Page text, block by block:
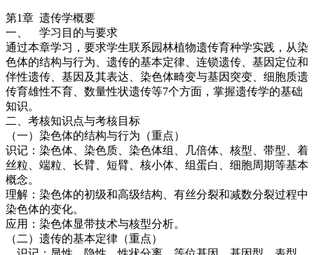
第1章 遗传学概要
一、 学习目的与要求
通过本章学习，要求学生联系园林植物遗传育种学实践，从染
色体的结构与行为、遗传的基本定律、连锁遗传、基因定位和
伴性遗传、基因及其表达、染色体畸变与基因突变、细胞质遗
传育雄性不育、数量性状遗传等7个方面，掌握遗传学的基础
知识。
二、考核知识点与考核目标
（一）染色体的结构与行为（重点）
识记：染色体、染色质、染色体组、几倍体、核型、带型、着
丝粒、端粒、长臂、短臂、核小体、组蛋白、细胞周期等基本
概念。
理解：染色体的初级和高级结构、有丝分裂和减数分裂过程中
染色体的变化。
应用：染色体显带技术与核型分析。
（二）遗传的基本定律（重点）